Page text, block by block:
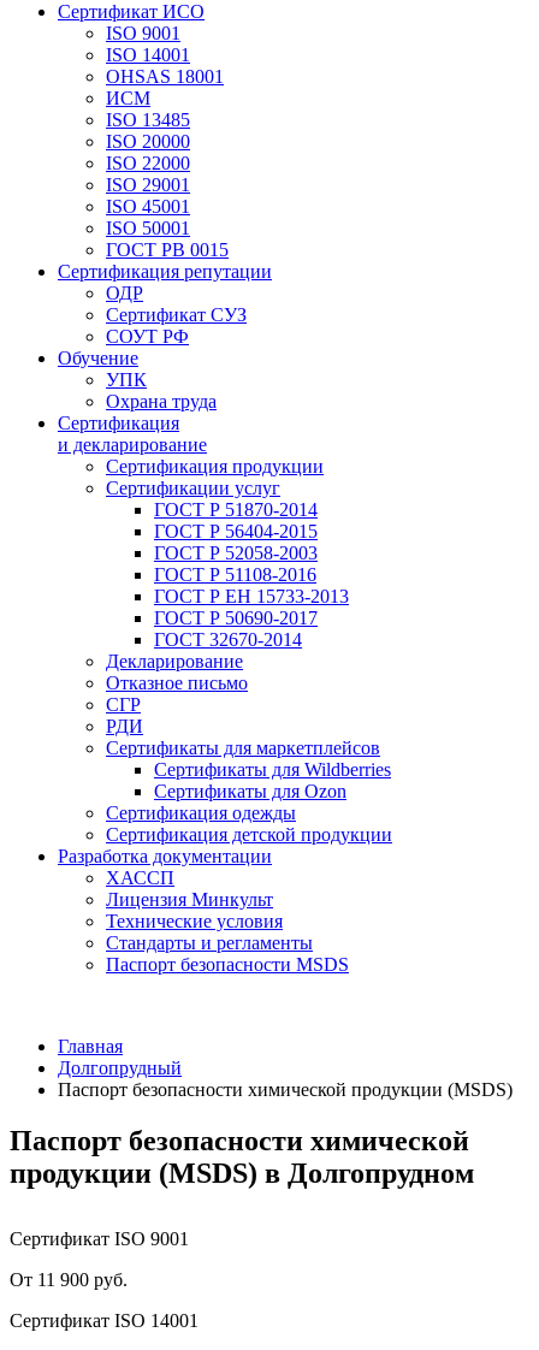
Сертификат ИСО
ISO 9001
ISO 14001
OHSAS 18001
ИСМ
ISO 13485
ISO 20000
ISO 22000
ISO 29001
ISO 45001
ISO 50001
ГОСТ РВ 0015
Сертификация репутации
ОДР
Сертификат СУЗ
СОУТ РФ
Обучение
УПК
Охрана труда
Сертификация
и декларирование
Сертификация продукции
Сертификации услуг
ГОСТ Р 51870-2014
ГОСТ Р 56404-2015
ГОСТ Р 52058-2003
ГОСТ Р 51108-2016
ГОСТ Р ЕН 15733-2013
ГОСТ Р 50690-2017
ГОСТ 32670-2014
Декларирование
Отказное письмо
СГР
РДИ
Сертификаты для маркетплейсов
Сертификаты для Wildberries
Сертификаты для Ozon
Сертификация одежды
Сертификация детской продукции
Разработка документации
ХАССП
Лицензия Минкульт
Технические условия
Стандарты и регламенты
Паспорт безопасности MSDS
Главная
Долгопрудный
Паспорт безопасности химической продукции (MSDS)
Паспорт безопасности химической
продукции (MSDS) в Долгопрудном
Сертификат ISO 9001
От 11 900 руб.
Сертификат ISO 14001